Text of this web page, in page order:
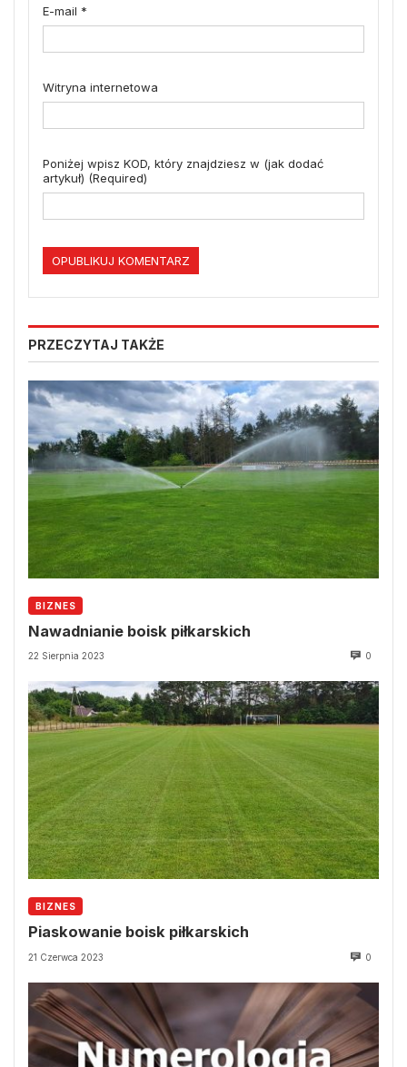
E-mail *
Witryna internetowa
Poniżej wpisz KOD, który znajdziesz w (jak dodać
artykuł) (Required)
PRZECZYTAJ TAKŻE
BIZNES
Nawadnianie boisk piłkarskich
22 Sierpnia 2023 0
BIZNES
Piaskowanie boisk piłkarskich
21 Czerwca 2023 0